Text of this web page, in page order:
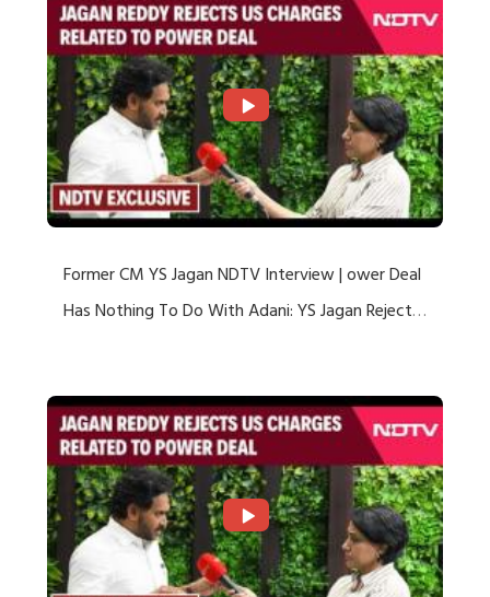
Former CM YS Jagan NDTV Interview | ower Deal
Has Nothing To Do With Adani: YS Jagan Rejects